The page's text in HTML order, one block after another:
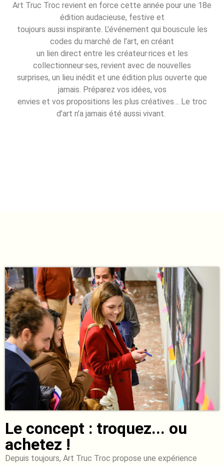
Art Truc Troc revient en force cette année pour une 18e
édition audacieuse, festive et
toujours aussi inspirante. L’événement qui bouscule les
codes du marché de l’art, en créant
un lien direct entre les créateur·rices et les
collectionneur·ses, revient avec de nouvelles
surprises, un lieu inédit et une édition plus ouverte que
jamais. Préparez vos idées, vos
envies et vos propositions les plus créatives… Le troc
d’art n’a jamais été aussi vivant.
Le concept : troquez... ou
achetez !
Depuis toujours, Art Truc Troc propose une expérience